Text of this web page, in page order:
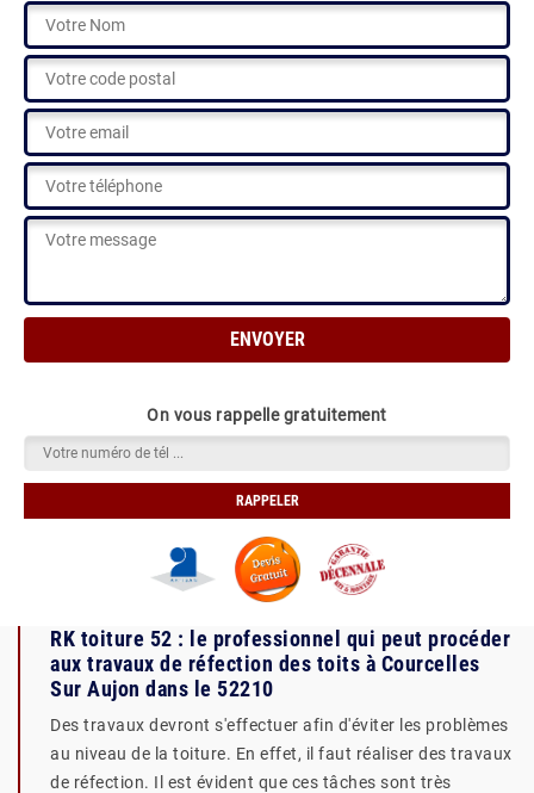
On vous rappelle gratuitement
RK toiture 52 : le professionnel qui peut procéder
aux travaux de réfection des toits à Courcelles
Sur Aujon dans le 52210
Des travaux devront s'effectuer afin d'éviter les problèmes
au niveau de la toiture. En effet, il faut réaliser des travaux
de réfection. Il est évident que ces tâches sont très